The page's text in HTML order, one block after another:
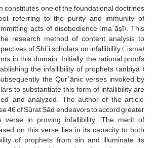
constitutes one of the foundational doctrines
referring to the purity and immunity of
acts of disobedience (maʿāṣī). This
research method of content analysis to
of Shiʿi scholars on infallibility (ʿiṣma)
in this domain. Initially, the rational proofs
the infallibility of prophets (anbiyāʾ)
the Qurʾānic verses invoked by
to substantiate this form of infallibility are
and analyzed. The author of the article,
46 of Sūrat Ṣād, endeavors to accord greater
verse in proving infallibility. The merit of
on this verse lies in its capacity to both
of prophets from sin and illuminate its